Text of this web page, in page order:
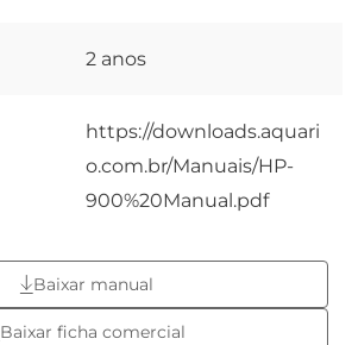
2 anos
https://downloads.aquari
o.com.br/Manuais/HP-
900%20Manual.pdf
Baixar manual
Baixar ficha comercial